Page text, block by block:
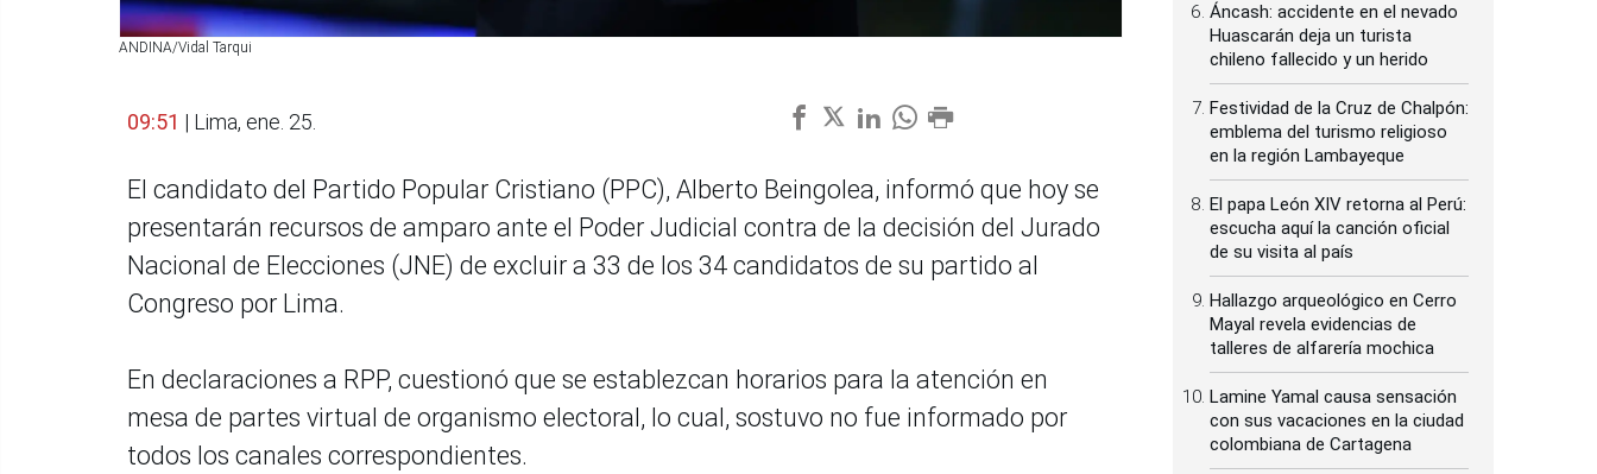
ANDINA/Vidal Tarqui
09:51 | Lima, ene. 25.
El candidato del Partido Popular Cristiano (PPC), Alberto Beingolea, informó que hoy se
presentarán recursos de amparo ante el Poder Judicial contra de la decisión del Jurado
Nacional de Elecciones (JNE) de excluir a 33 de los 34 candidatos de su partido al
Congreso por Lima.
En declaraciones a RPP, cuestionó que se establezcan horarios para la atención en
mesa de partes virtual de organismo electoral, lo cual, sostuvo no fue informado por
todos los canales correspondientes.
Áncash: accidente en el nevado
Huascarán deja un turista
chileno fallecido y un herido
Festividad de la Cruz de Chalpón:
emblema del turismo religioso
en la región Lambayeque
El papa León XIV retorna al Perú:
escucha aquí la canción oficial
de su visita al país
Hallazgo arqueológico en Cerro
Mayal revela evidencias de
talleres de alfarería mochica
Lamine Yamal causa sensación
con sus vacaciones en la ciudad
colombiana de Cartagena